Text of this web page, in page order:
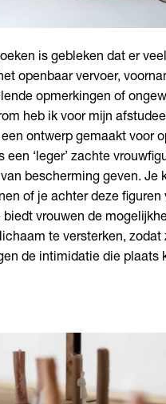
is gebleken dat er
openbaar vervoer,
opmerkingen of
heb ik voor mijn
ontwerp gemaakt voor
een ‘leger’ zachte
bescherming geven. Je
of je achter deze figuren
biedt vrouwen de
te versterken, zodat
de intimidatie die plaats